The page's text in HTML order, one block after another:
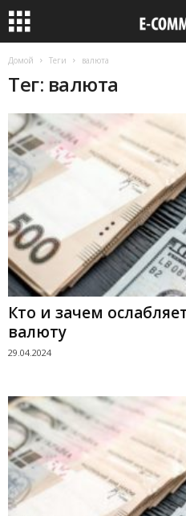
Домой Теги валюта
Тег: валюта
Кто и зачем
валюту
29.04.2024